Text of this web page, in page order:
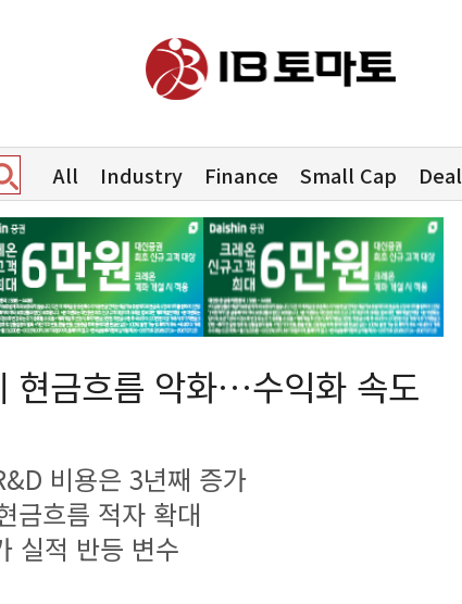
All Industry Finance Small Cap Deal
현금흐름 악화…수익화 속도
비용은 3년째 증가
금흐름 적자 확대
실적 반등 변수